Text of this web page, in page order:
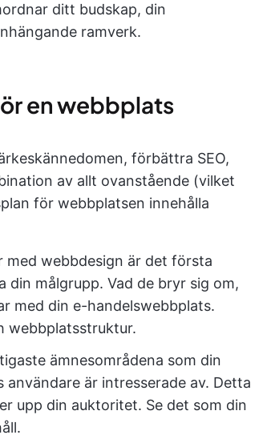
ditt budskap, din
ramverk.
en webbplats
förbättra SEO,
av allt ovanstående (vilket
för webbplatsen innehålla
med webbdesign är det första
målgrupp. Vad de bryr sig om,
med din e-handelswebbplats.
webbplatsstruktur.
ämnesområdena som din
är intresserade av. Detta
upp din auktoritet. Se det som din